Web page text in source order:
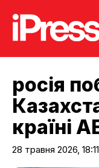
росія
країні
28 травня 2026, 18:11